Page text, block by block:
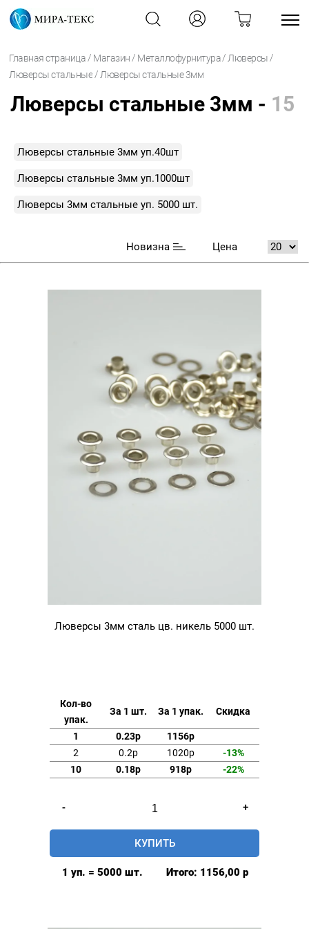
Главная страница / Магазин / Металлофурнитура / Люверсы /
Люверсы стальные / Люверсы стальные 3мм
Люверсы стальные 3мм - 15
Люверсы стальные 3мм уп.40шт
Люверсы стальные 3мм уп.1000шт
Люверсы 3мм стальные уп. 5000 шт.
Новизна Цена
Люверсы 3мм сталь цв. никель 5000 шт.
Кол-во
упак.
За 1 шт. За 1 упак. Скидка
1 0.23р
1156р
2
0.2р 1020р
-13%
10
0.18р 918р -22%
-
товара
Люверсы
3мм
+
КУПИТЬ
1 уп. = 5000 шт. Итого: 1156,00 р